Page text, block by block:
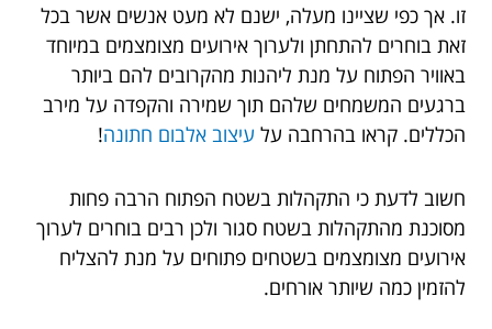
זו. אך כפי שציינו מעלה, ישנם לא מעט אנשים אשר בכל
זאת בוחרים להתחתן ולערוך אירועים מצומצמים במיוחד
באוויר הפתוח על מנת ליהנות מהקרובים להם ביותר
ברגעים המשמחים שלהם תוך שמירה והקפדה על מירב
הכללים. קראו בהרחבה על עיצוב אלבום חתונה!
חשוב לדעת כי התקהלות בשטח הפתוח הרבה פחות
מסוכנת מהתקהלות בשטח סגור ולכן רבים בוחרים לערוך
אירועים מצומצמים בשטחים פתוחים על מנת להצליח
להזמין כמה שיותר אורחים.